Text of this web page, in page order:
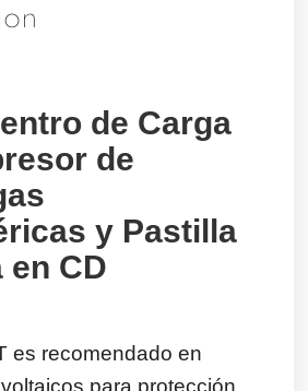
de Carga
de
y Pastilla
en CD
es recomendado en
para protección